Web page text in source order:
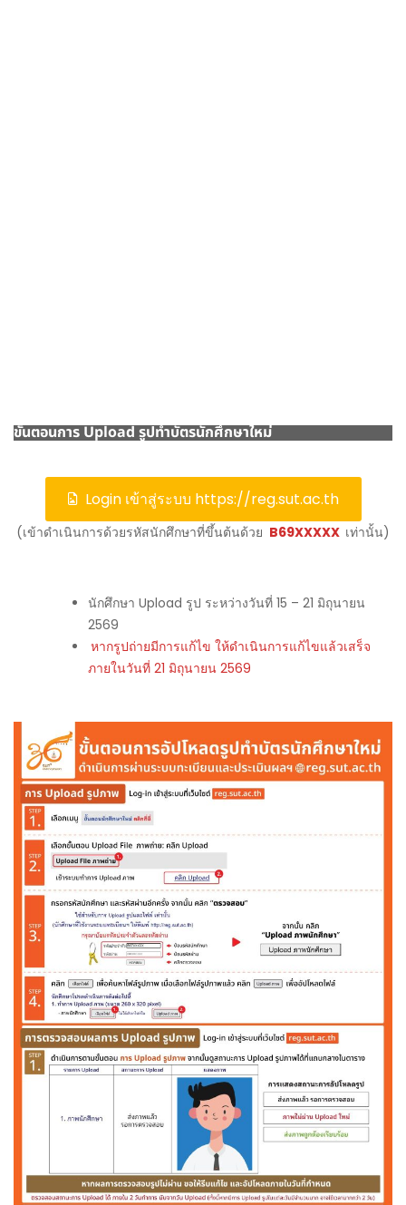
ขั้นตอนการ Upload รูปทำบัตรนักศึกษาใหม่
Login เข้าสู่ระบบ https://reg.sut.ac.th
(เข้าดำเนินการด้วยรหัสนักศึกษาที่ขึ้นต้นด้วย B69XXXXX เท่านั้น)
นักศึกษา Upload รูป ระหว่างวันที่ 15 – 21 มิถุนายน
2569
หากรูปถ่ายมีการแก้ไข ให้ดำเนินการแก้ไขแล้วเสร็จ
ภายในวันที่ 21 มิถุนายน 2569